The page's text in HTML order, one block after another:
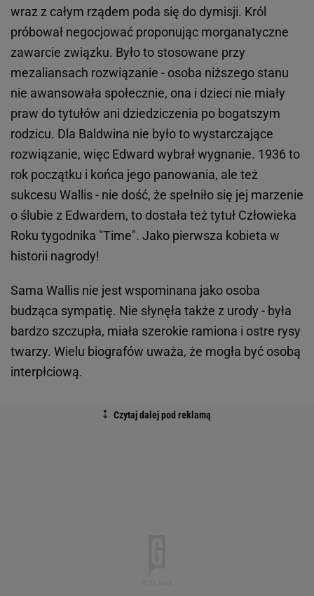
wraz z całym rządem poda się do dymisji. Król
próbował negocjować proponując morganatyczne
zawarcie związku. Było to stosowane przy
mezaliansach rozwiązanie - osoba niższego stanu
nie awansowała społecznie, ona i dzieci nie miały
praw do tytułów ani dziedziczenia po bogatszym
rodzicu. Dla Baldwina nie było to wystarczające
rozwiązanie, więc Edward wybrał wygnanie. 1936 to
rok początku i końca jego panowania, ale też
sukcesu Wallis - nie dość, że spełniło się jej marzenie
o ślubie z Edwardem, to dostała też tytuł Człowieka
Roku tygodnika "Time". Jako pierwsza kobieta w
historii nagrody!
Sama Wallis nie jest wspominana jako osoba
budząca sympatię. Nie słynęła także z urody - była
bardzo szczupła, miała szerokie ramiona i ostre rysy
twarzy. Wielu biografów uważa, że mogła być osobą
interpłciową.